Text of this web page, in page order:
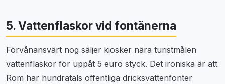
5. Vattenflaskor vid fontänerna
Förvånansvärt nog säljer kiosker nära turistmålen
vattenflaskor för uppåt 5 euro styck. Det ironiska är att
Rom har hundratals offentliga dricksvattenfonter